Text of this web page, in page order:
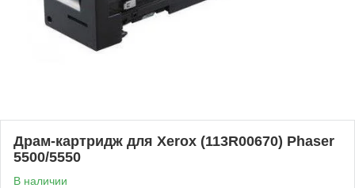
Драм-картридж для Xerox (113R00670) Phaser
5500/5550
В наличии